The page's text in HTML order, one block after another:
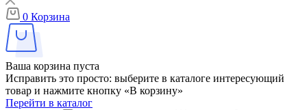
0 Корзина
Ваша корзина пуста
Исправить это просто: выберите в каталоге интересующий
товар и нажмите кнопку «В корзину»
Перейти в каталог